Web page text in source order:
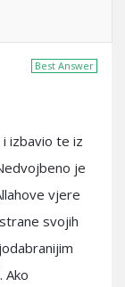
Best Answer
i izbavio te iz
je
vjere
svojih